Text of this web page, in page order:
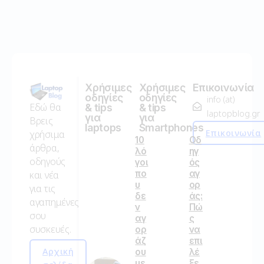
Εδώ θα
Βρεις
χρήσιμα
άρθρα,
οδηγούς
και νέα
για τις
αγαπημένες
σου
συσκευές.
Αρχική
Χρήσιμες
οδηγίες
& tips
για
laptops
10
λό
γοι
πο
υ
δε
ν
αγ
ορ
άζ
ου
Χρήσιμες
οδηγίες
& tips
για
Smartphones
Οδ
ηγ
ός
αγ
ορ
άς:
Πώ
ς
να
επι
λέ
Επικοινωνία
info (at)
laptopblog.gr
Επικοινωνία